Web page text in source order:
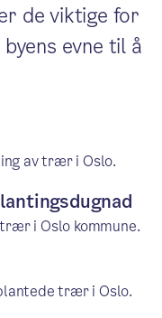
de viktige for
evne til å
av trær i Oslo.
i Oslo kommune.
trær i Oslo.